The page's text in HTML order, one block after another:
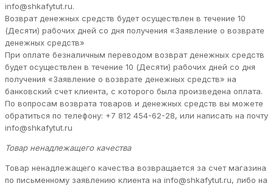
info@shkafytut.ru.
Возврат денежных средств будет осуществлен в течение 10
(Десяти) рабочих дней со дня получения «Заявление о возврате
денежных средств»
При оплате безналичным переводом возврат денежных средств
будет осуществлен в течение 10 (Десяти) рабочих дней со дня
получения «Заявление о возврате денежных средств» на
банковский счет клиента, с которого была произведена оплата.
По вопросам возврата товаров и денежных средств вы можете
обратиться по телефону: +7 812 454-62-28, или написать на почту
info@shkafytut.ru
Товар ненадлежащего качества
Товар ненадлежащего качества возвращается за счет магазина
по письменному заявлению клиента на info@shkafytut.ru, либо на